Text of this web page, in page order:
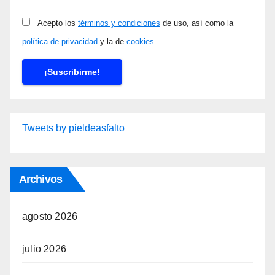
Acepto los términos y condiciones de uso, así como la
política de privacidad y la de cookies
Tweets by pieldeasfalto
Archivos
agosto 2026
julio 2026